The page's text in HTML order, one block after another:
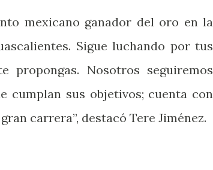
mexicano ganador del oro en la
Sigue luchando por tus
Nosotros seguiremos
cumplan sus objetivos; cuenta con
carrera”, destacó Tere Jiménez.